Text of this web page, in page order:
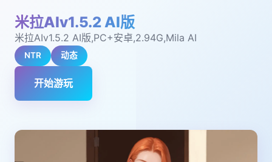
米拉AIv1.5.2 AI版
米拉AIv1.5.2 AI版,PC+安卓,2.94G,Mila AI
NTR 动态
开始游玩